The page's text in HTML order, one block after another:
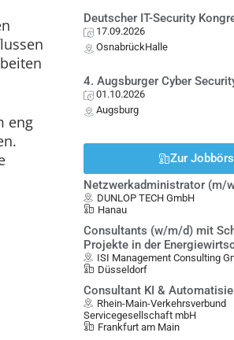
eng
Deutscher IT-Security
17.09.2026
OsnabrückHalle
4. Augsburger Cyber
01.10.2026
Augsburg
Zur
Netzwerkadministrator (m/
DUNLOP TECH GmbH
Hanau
Consultants (w/m/d) mit
Projekte in der
ISI Management Consulting
Düsseldorf
Consultant KI &
Rhein-Main-Verkehrsverbund
Servicegesellschaft mbH
Frankfurt am Main